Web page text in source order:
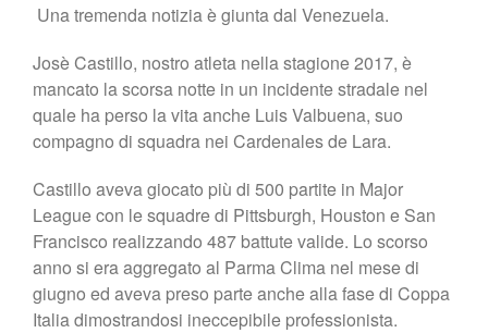
Una tremenda notizia è giunta dal Venezuela.
Josè Castillo, nostro atleta nella stagione 2017, è
mancato la scorsa notte in un incidente stradale nel
quale ha perso la vita anche Luis Valbuena, suo
compagno di squadra nei Cardenales de Lara.
Castillo aveva giocato più di 500 partite in Major
League con le squadre di Pittsburgh, Houston e San
Francisco realizzando 487 battute valide. Lo scorso
anno si era aggregato al Parma Clima nel mese di
giugno ed aveva preso parte anche alla fase di Coppa
Italia dimostrandosi ineccepibile professionista.